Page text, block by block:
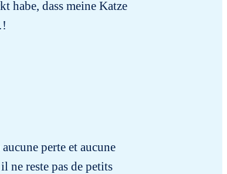
habe, dass meine Katze
perte et aucune
ne reste pas de petits